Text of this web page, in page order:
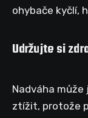
ohybače kyčlí,
Udržujte si
Nadváha
ztížit, protože